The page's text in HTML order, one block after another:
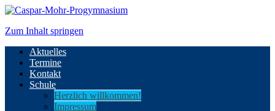
Zum Inhalt springen
Aktuelles
Termine
Kontakt
Schule
Herzlich willkommen!
Impressum